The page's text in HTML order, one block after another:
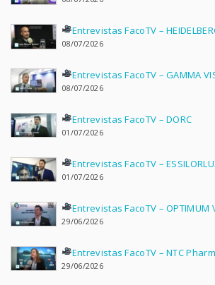
Entrevistas FacoTV –
08/07/2026
Entrevistas FacoTV – GAMMA
08/07/2026
Entrevistas FacoTV – DORC
01/07/2026
Entrevistas FacoTV –
01/07/2026
Entrevistas FacoTV – OPTIMUM
29/06/2026
Entrevistas FacoTV – NTC
29/06/2026